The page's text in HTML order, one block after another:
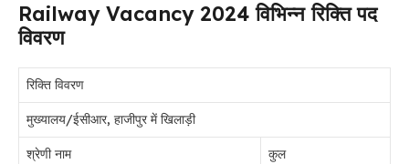
Railway Vacancy 2024 विभिन्न रिक्ति पद
विवरण
रिक्ति विवरण
मुख्यालय/ईसीआर, हाजीपुर में खिलाड़ी
श्रेणी नाम कुल